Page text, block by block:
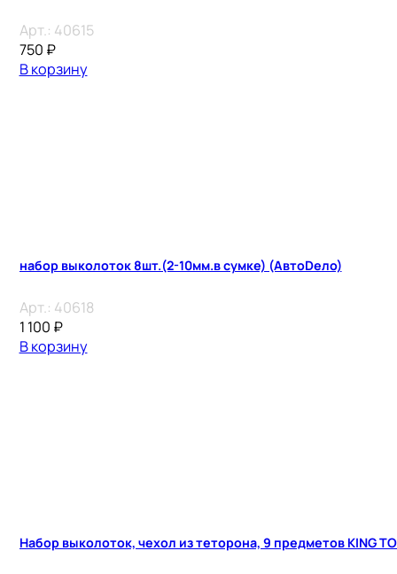
Арт.: 40615
750 ₽
В корзину
набор выколоток 8шт.(2-10мм.в сумке) (АвтоDело)
Арт.: 40618
1 100 ₽
В корзину
Набор выколоток, чехол из теторона, 9 предметов KING